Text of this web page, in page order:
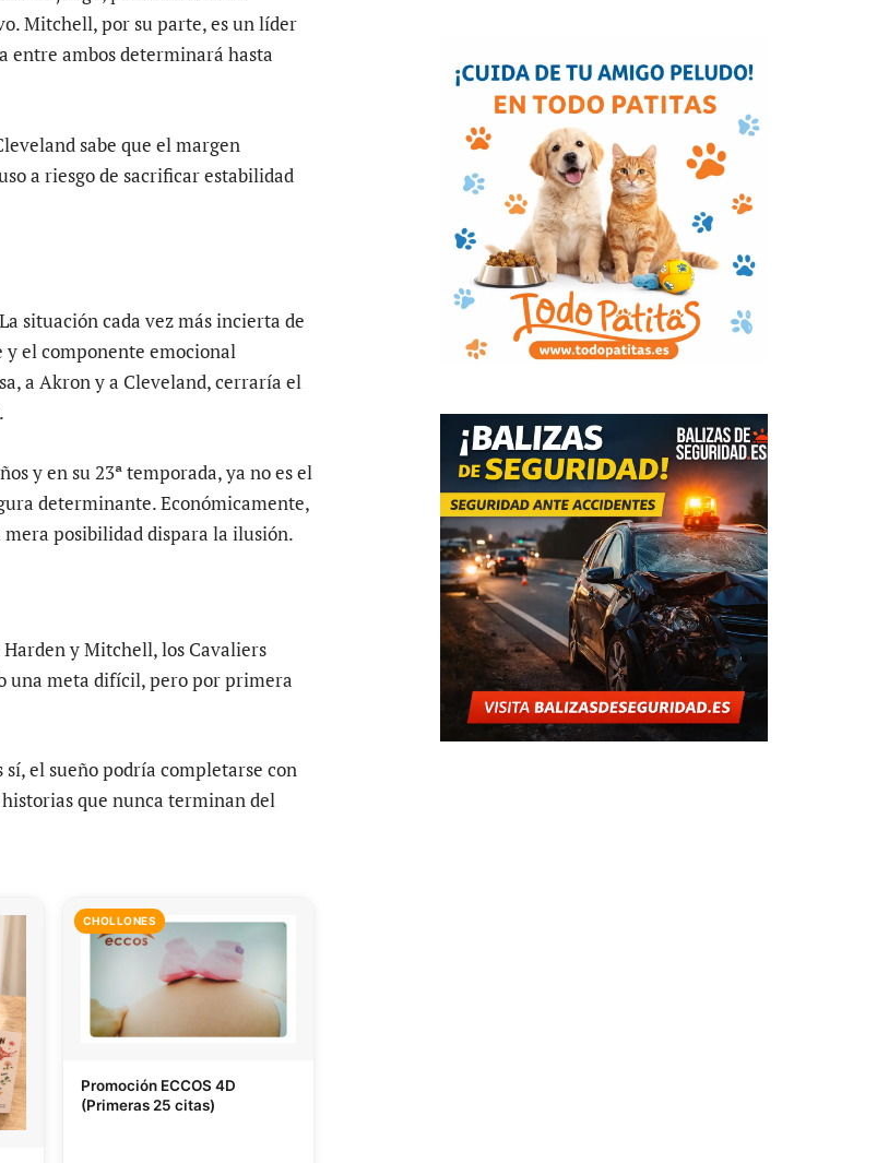
Mitchell, por su parte, es un líder
entre ambos determinará hasta
sabe que el margen
a riesgo de sacrificar estabilidad
situación cada vez más incierta de
y el componente emocional
a Akron y a Cleveland, cerraría el
y en su 23ª temporada, ya no es el
determinante. Económicamente,
posibilidad dispara la ilusión.
y Mitchell, los Cavaliers
una meta difícil, pero por primera
el sueño podría completarse con
que nunca terminan del
CHOLLONES
Promoción ECCOS 4D
(Primeras 25 citas)